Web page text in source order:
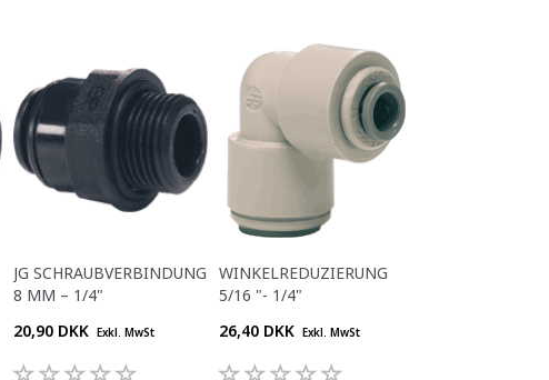
JG SCHRAUBVERBINDUNG
8 MM – 1/4"
20,90 DKK Exkl. MwSt
WINKELREDUZIERUNG
5/16 "- 1/4"
26,40 DKK Exkl. MwSt